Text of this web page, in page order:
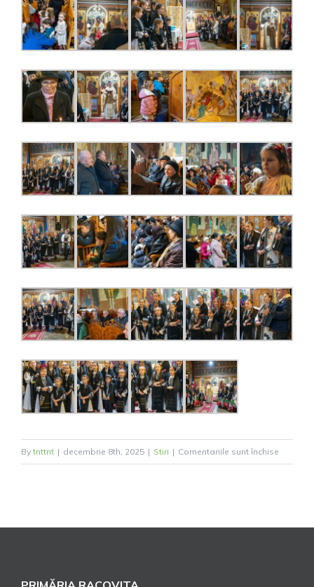
By tnttnt | decembrie 8th, 2025 | Stiri | Comentariile sunt închise
Grupul